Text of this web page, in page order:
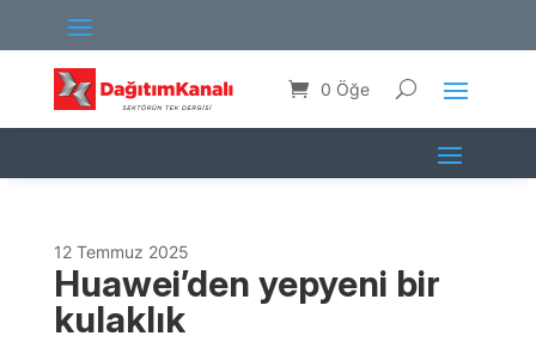
0 Öğe
12 Temmuz 2025
Huawei’den yepyeni bir
kulaklık